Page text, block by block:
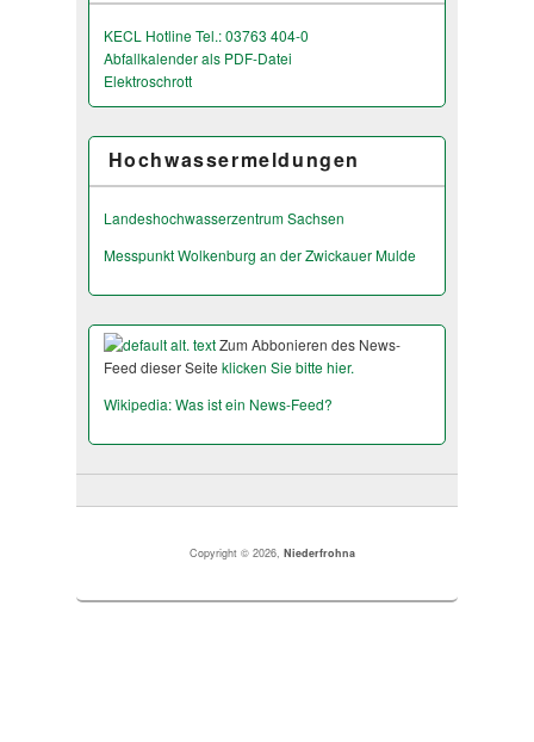
KECL Hotline Tel.: 03763 404-0
Abfallkalender als PDF-Datei
Elektroschrott
Hochwassermeldungen
Landeshochwas­serzentrum Sachsen
Messpunkt Wolkenburg an der Zwickauer Mulde
Zum Abbonieren des News-
Feed dieser Seite klicken Sie bitte hier.
Wikipedia: Was ist ein News-Feed?
Copyright © 2026,Niederfrohna